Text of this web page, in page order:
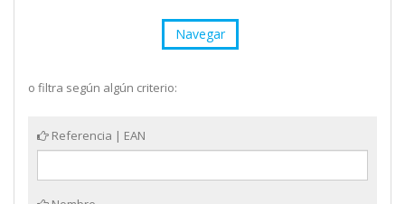
Navegar
o filtra según algún criterio:
Referencia | EAN